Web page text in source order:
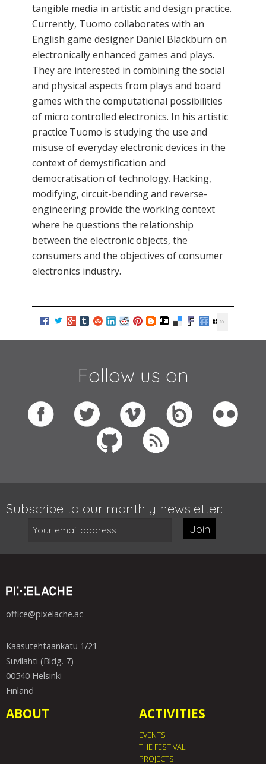
tangible media in artistic and design practice.
Currently, Tuomo collaborates with an
English game designer Daniel Blackburn on
electronically enhanced games and plays.
They are interested in combining the social
and physical aspects from plays and board
games with the computational possibilities
of micro controlled electronics. In his artistic
practice Tuomo is studying the use and
misuse of everyday electronic devices in the
context of demystification and
democratisation of technology. Hacking,
modifying, circuit-bending and reverse-
engineering provide the working context
where he questions the relationship
between the electronic objects, the
consumers and the objectives of consumer
electronics industry.
Follow us on
Subscribe to our monthly newsletter:
Join
office@pixelache.ac
Kaasutehtaankatu 1/21
Suvilahti (Bldg. 7)
00540 Helsinki
Finland
ABOUT ACTIVITIES
EVENTS
THE FESTIVAL
PROJECTS